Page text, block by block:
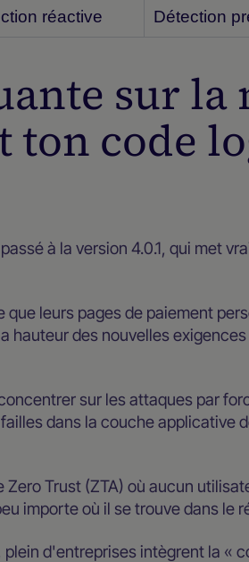
réactive Détection
sur la
ton code
à la version 4.0.1, qui met
leurs pages de paiement
hauteur des nouvelles
sur les attaques par
dans la couche applicative
Trust (ZTA) où aucun
importe où il se trouve dans le
d'entreprises intègrent la «